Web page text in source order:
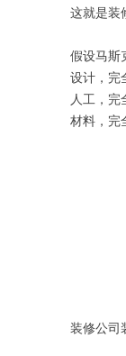
这就是装
假设马斯
设计，完
人工，完
材料，完
装修公司